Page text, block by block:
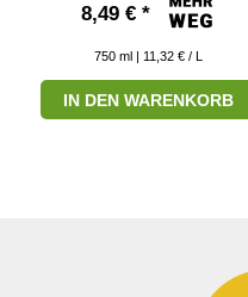
8,49 € *
750 ml | 11,32 € / L
IN DEN WARENKORB